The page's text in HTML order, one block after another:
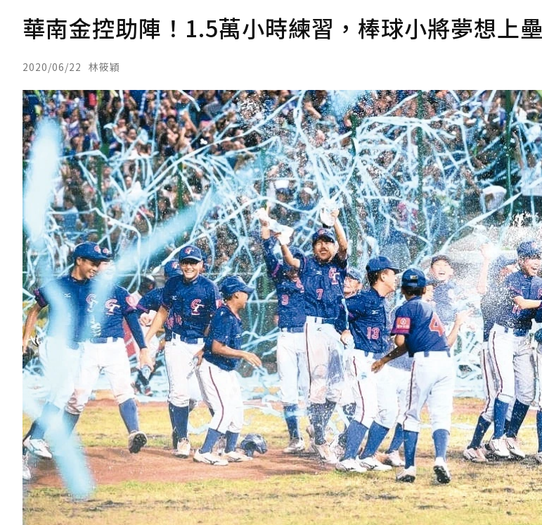
華南金控助陣！1.5萬小時練習，棒球小將夢想上壘
2020/06/22 林筱穎